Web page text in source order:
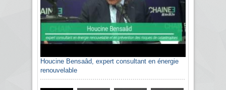
Houcine Bensaâd, expert consultant en énergie
renouvelable